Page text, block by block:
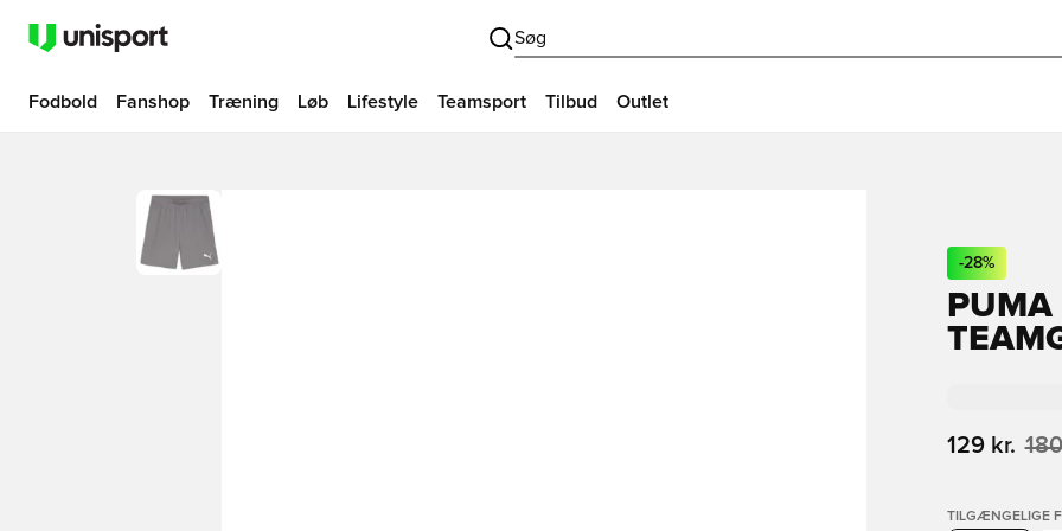
Søg
Fodbold Fanshop Træning Løb Lifestyle Teamsport Tilbud Outlet
-28%
129 kr.
TILGÆNGELIGE